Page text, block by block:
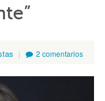
2 comentarios